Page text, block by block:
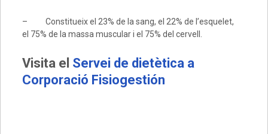
– Constitueix el 23% de la sang, el 22% de l’esquelet,
el 75% de la massa muscular i el 75% del cervell.
Visita el Servei de dietètica a
Corporació Fisiogestión